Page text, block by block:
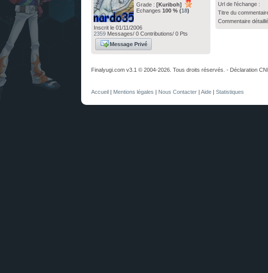
Grade : [Kuriboh]
Echanges 100 % (18)
Inscrit le 01/11/2006
2359 Messages/ 0 Contributions/ 0 Pts
Message Privé
Url de l'échange :
Titre du
Commentaire
Finalyugi.com v3.1 © 2004-2026. Tous droits réservés. - Déclaration
Accueil | Mentions légales | Nous Contacter | Aide | Statistiques